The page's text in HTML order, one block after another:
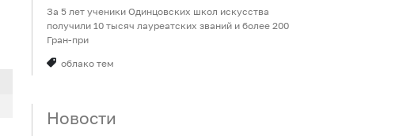
За 5 лет ученики Одинцовских школ искусства
получили 10 тысяч лауреатских званий и более 200
Гран-при
облако тем
Новости